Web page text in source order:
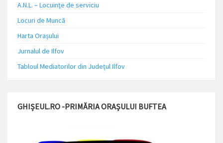
A.N.L. – Locuinţe de serviciu
Locuri de Muncă
Harta Orașului
Jurnalul de Ilfov
Tabloul Mediatorilor din Județul Ilfov
GHIȘEUL.RO -PRIMĂRIA ORAȘULUI BUFTEA